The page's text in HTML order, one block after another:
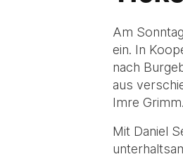
Am
ein. In
nach
aus
Imre Grimm.
Mit Daniel